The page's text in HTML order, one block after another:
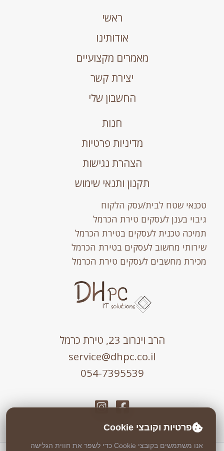
ראשי
אודותינו
מאמרים מקצועיים
יצירת קשר
החשבון שלי
חנות
מדיניות פרטיות
הצהרת נגישות
תקנון ותנאי שימוש
טכנאי שטח לבית/עסק הלקוח
גיבוי בענן לעסקים טירת הכרמל
תמיכה טכנית לעסקים בטירת הכרמל
שירותי מחשוב לעסקים בטירת הכרמל
מכירת מחשבים לעסקים טירת הכרמל
הרב וינרוב 23, טירת כרמל
service@dhpc.co.il
054-7395539
פרטיות וקובצי Cookie
אנו משתמשים בקובצי Cookie כדי לשפר את חווית הגלישה